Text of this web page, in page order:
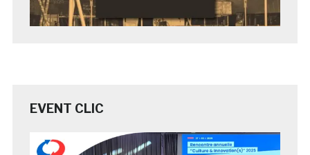
EVENT CLIC